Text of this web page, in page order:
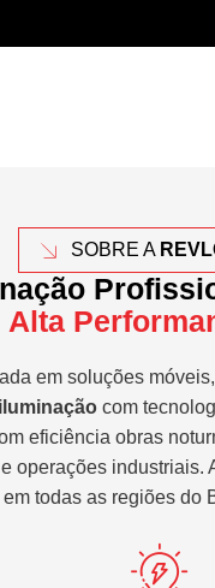
SOBRE A
Alta
em soluções
com
eficiência obras
operações industriais.
em todas as regiões do